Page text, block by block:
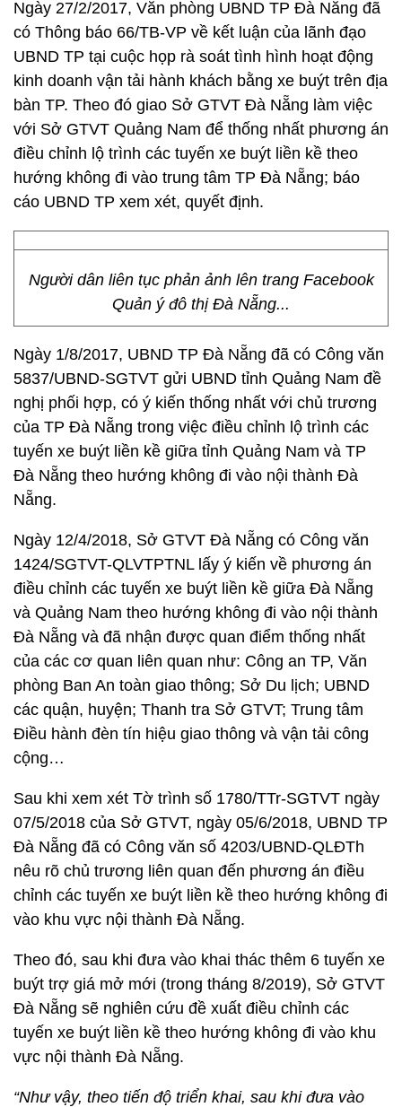
Ngày 27/2/2017, Văn phòng UBND TP Đà Nẵng đã
có Thông báo 66/TB-VP về kết luận của lãnh đạo
UBND TP tại cuộc họp rà soát tình hình hoạt động
kinh doanh vận tải hành khách bằng xe buýt trên địa
bàn TP. Theo đó giao Sở GTVT Đà Nẵng làm việc
với Sở GTVT Quảng Nam để thống nhất phương án
điều chỉnh lộ trình các tuyến xe buýt liền kề theo
hướng không đi vào trung tâm TP Đà Nẵng; báo
cáo UBND TP xem xét, quyết định.
Người dân liên tục phản ảnh lên trang Facebook
Quản ý đô thị Đà Nẵng...
Ngày 1/8/2017, UBND TP Đà Nẵng đã có Công văn
5837/UBND-SGTVT gửi UBND tỉnh Quảng Nam đề
nghị phối hợp, có ý kiến thống nhất với chủ trương
của TP Đà Nẵng trong việc điều chỉnh lộ trình các
tuyến xe buýt liền kề giữa tỉnh Quảng Nam và TP
Đà Nẵng theo hướng không đi vào nội thành Đà
Nẵng.
Ngày 12/4/2018, Sở GTVT Đà Nẵng có Công văn
1424/SGTVT-QLVTPTNL lấy ý kiến về phương án
điều chỉnh các tuyến xe buýt liền kề giữa Đà Nẵng
và Quảng Nam theo hướng không đi vào nội thành
Đà Nẵng và đã nhận được quan điểm thống nhất
của các cơ quan liên quan như: Công an TP, Văn
phòng Ban An toàn giao thông; Sở Du lịch; UBND
các quận, huyện; Thanh tra Sở GTVT; Trung tâm
Điều hành đèn tín hiệu giao thông và vận tải công
cộng…
Sau khi xem xét Tờ trình số 1780/TTr-SGTVT ngày
07/5/2018 của Sở GTVT, ngày 05/6/2018, UBND TP
Đà Nẵng đã có Công văn số 4203/UBND-QLĐTh
nêu rõ chủ trương liên quan đến phương án điều
chỉnh các tuyến xe buýt liền kề theo hướng không đi
vào khu vực nội thành Đà Nẵng.
Theo đó, sau khi đưa vào khai thác thêm 6 tuyến xe
buýt trợ giá mở mới (trong tháng 8/2019), Sở GTVT
Đà Nẵng sẽ nghiên cứu đề xuất điều chỉnh các
tuyến xe buýt liền kề theo hướng không đi vào khu
vực nội thành Đà Nẵng.
“Như vậy, theo tiến độ triển khai, sau khi đưa vào